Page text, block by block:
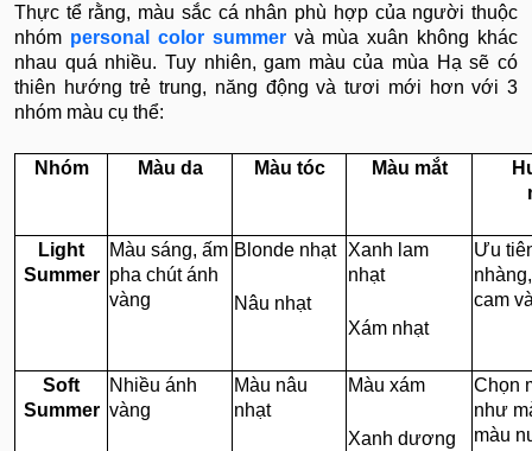
Thực tể rằng, màu sắc cá nhân phù hợp của người thuộc
nhóm personal color summervà mùa xuân không khác
nhau quá nhiều. Tuy nhiên, gam màu của mùa Hạ sẽ có
thiên hướng trẻ trung, năng động và tươi mới hơn với 3
nhóm màu cụ thể:
Nhóm Màu da Màu tóc Màu mắt
Light
Summer
Màu sáng, ấm
pha chút ánh
vàng
Blonde nhạt
Nâu nhạt
Xanh lam
nhạt
Xám nhạt
Ưu
cam
Soft
Summer
Nhiều ánh
vàng
Màu nâu
nhạt
Màu xám
Xanh dương
Chọn
như
màu